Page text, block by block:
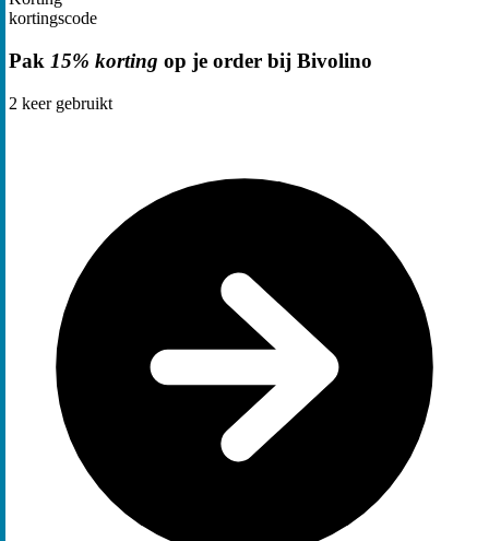
kortingscode
Pak 15% korting op je order bij Bivolino
2 keer gebruikt